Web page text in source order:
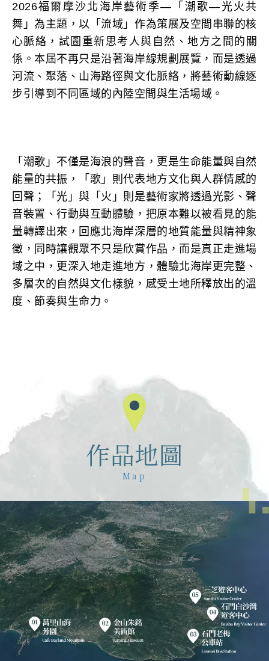
2026福爾摩沙北海岸藝術季—「潮歌—光火共
舞」為主題，以「流域」作為策展及空間串聯的核
心脈絡，試圖重新思考人與自然、地方之間的關
係。本屆不再只是沿著海岸線規劃展覽，而是透過
河流、聚落、山海路徑與文化脈絡，將藝術動線逐
步引導到不同區域的內陸空間與生活場域。
「潮歌」不僅是海浪的聲音，更是生命能量與自然
能量的共振，「歌」則代表地方文化與人群情感的
回聲；「光」與「火」則是藝術家將透過光影、聲
音裝置、行動與互動體驗，把原本難以被看見的能
量轉譯出來，回應北海岸深層的地質能量與精神象
徵，同時讓觀眾不只是欣賞作品，而是真正走進場
域之中，更深入地走進地方，體驗北海岸更完整、
多層次的自然與文化樣貌，感受土地所釋放出的溫
度、節奏與生命力。
作品地圖
Map